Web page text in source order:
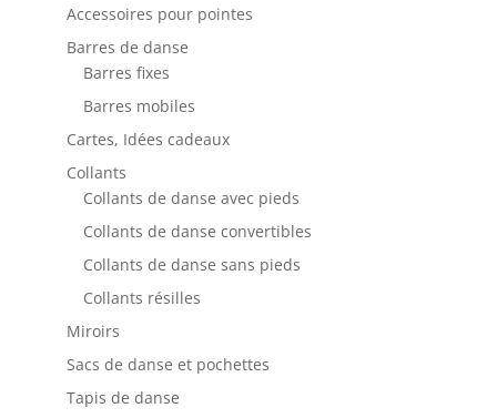
Accessoires pour pointes
Barres de danse
Barres fixes
Barres mobiles
Cartes, Idées cadeaux
Collants
Collants de danse avec pieds
Collants de danse convertibles
Collants de danse sans pieds
Collants résilles
Miroirs
Sacs de danse et pochettes
Tapis de danse